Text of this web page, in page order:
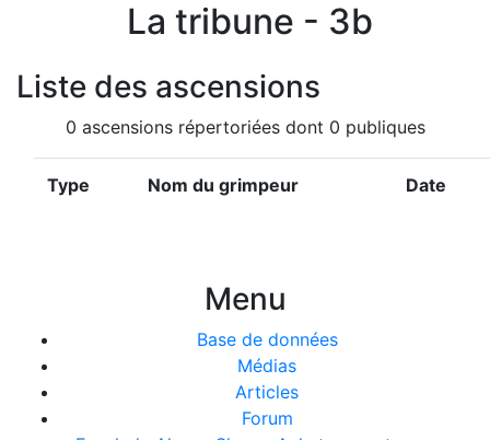
La tribune - 3b
Liste des ascensions
0 ascensions répertoriées dont 0 publiques
Type Nom du grimpeur Date
Menu
Base de données
Médias
Articles
Forum